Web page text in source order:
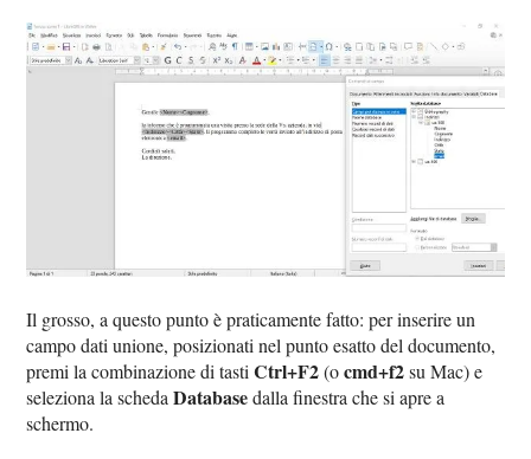
Il grosso, a questo punto è praticamente fatto: per inserire un
campo dati unione, posizionati nel punto esatto del documento,
premi la combinazione di tastiCtrl+F2(ocmd+f2su Mac) e
seleziona la schedaDatabasedalla finestra che si apre a
schermo.